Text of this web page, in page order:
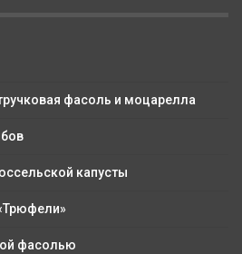
фасоль и моцарелла
капусты
фасолью